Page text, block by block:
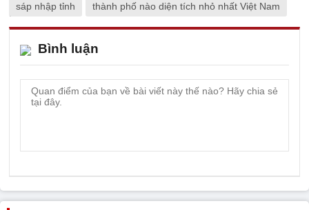
sáp nhập tỉnh thành phố nào diện tích nhỏ nhất Việt Nam
Bình luận